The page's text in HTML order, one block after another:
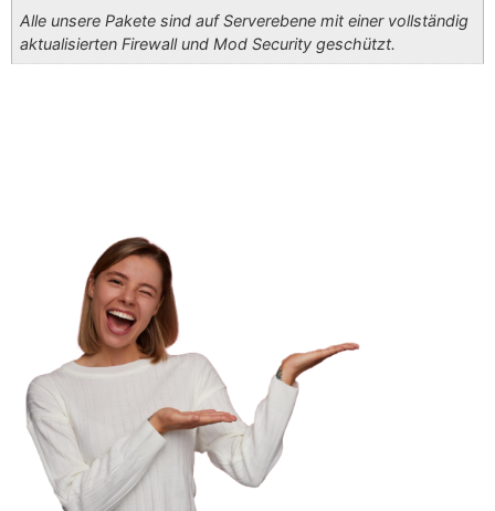
Alle unsere Pakete sind auf Serverebene mit einer vollständig
aktualisierten Firewall und Mod Security geschützt.